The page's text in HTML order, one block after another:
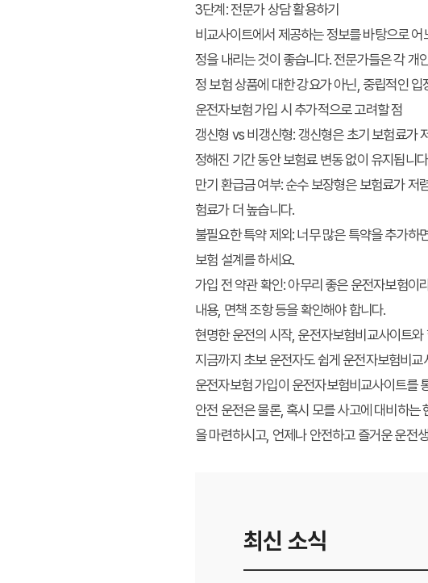
3단계: 전문가 상담 활용하기
비교사이트에서 제공하는 정보를 바탕으로
정을 내리는 것이 좋습니다. 전문가들은 각 개
정 보험 상품에 대한 강요가 아닌, 중립적인
운전자보험 가입 시 추가적으로 고려할 점
갱신형 vs 비갱신형:갱신형은 초기 보험료가
정해진 기간 동안 보험료 변동 없이 유지됩니
만기 환급금 여부:순수 보장형은 보험료가 저
험료가 더 높습니다.
불필요한 특약 제외:너무 많은 특약을 추가하
보험 설계를 하세요.
가입 전 약관 확인:아무리 좋은 운전자보험이
내용, 면책 조항 등을 확인해야 합니다.
현명한 운전의 시작, 운전자보험비교사이트와
지금까지 초보 운전자도 쉽게 운전자보험비
운전자보험 가입이 운전자보험비교사이트를
안전 운전은 물론, 혹시 모를 사고에 대비하
을 마련하시고, 언제나 안전하고 즐거운 운전
최신 소식